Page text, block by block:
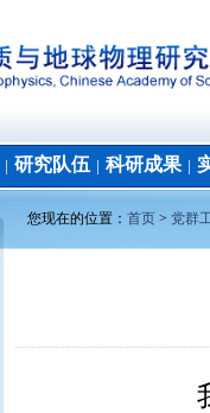
研究队伍 科研成果│
您现在的位置： 首页 > 党群